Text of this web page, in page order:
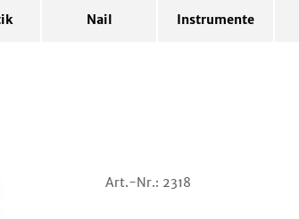
Nail Instrumente
Art.-Nr.: 2318